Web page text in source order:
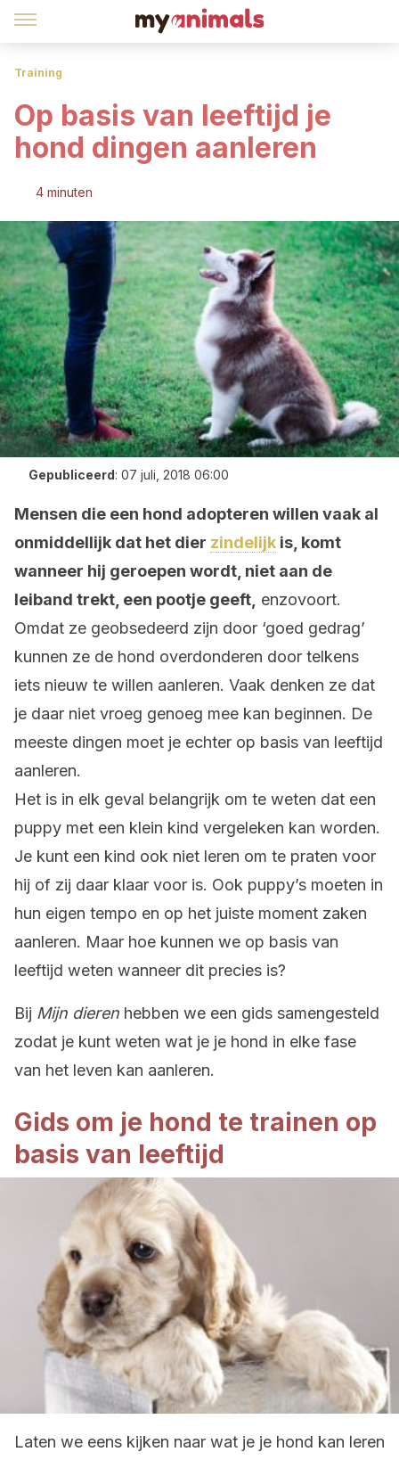
Training
Op basis van leeftijd je
hond dingen aanleren
4 minuten
Gepubliceerd: 07 juli, 2018 06:00
Mensen die een hond adopteren willen vaak al
onmiddellijk dat het dier zindelijk is, komt
wanneer hij geroepen wordt, niet aan de
leiband trekt, een pootje geeft, enzovoort.
Omdat ze geobsedeerd zijn door ‘goed gedrag’
kunnen ze de hond overdonderen door telkens
iets nieuw te willen aanleren. Vaak denken ze dat
je daar niet vroeg genoeg mee kan beginnen. De
meeste dingen moet je echter op basis van leeftijd
aanleren.
Het is in elk geval belangrijk om te weten dat een
puppy met een klein kind vergeleken kan worden.
Je kunt een kind ook niet leren om te praten voor
hij of zij daar klaar voor is. Ook puppy’s moeten in
hun eigen tempo en op het juiste moment zaken
aanleren. Maar hoe kunnen we op basis van
leeftijd weten wanneer dit precies is?
Bij Mijn dieren hebben we een gids samengesteld
zodat je kunt weten wat je je hond in elke fase
van het leven kan aanleren.
Gids om je hond te trainen op
basis van leeftijd
Laten we eens kijken naar wat je je hond kan leren